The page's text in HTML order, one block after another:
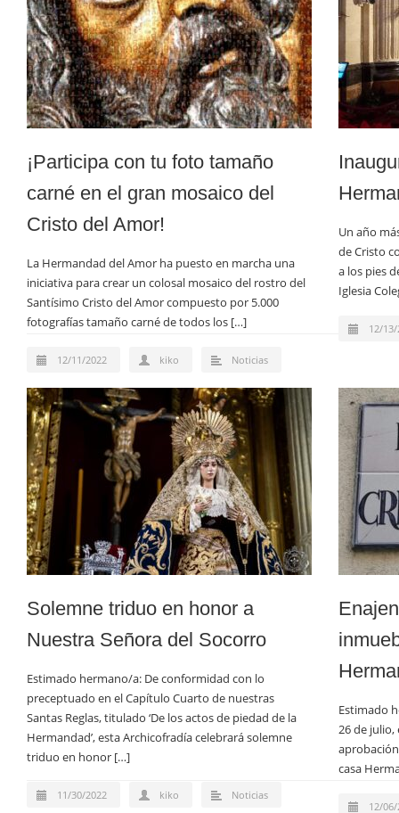
Un año
de Cristo
a los pies
Iglesia
12/
¡Participa con tu foto tamaño
carné en el gran mosaico del
Cristo del Amor!
La Hermandad del Amor ha puesto en marcha una
iniciativa para crear un colosal mosaico del rostro del
Santísimo Cristo del Amor compuesto por 5.000
fotografías tamaño carné de todos los […]
12/11/2022 kiko Noticias
Estimado
26 de julio,
casa
12/
Solemne triduo en honor a
Nuestra Señora del Socorro
Estimado hermano/a: De conformidad con lo
preceptuado en el Capítulo Cuarto de nuestras
Santas Reglas, titulado ‘De los actos de piedad de la
Hermandad’, esta Archicofradía celebrará solemne
triduo en honor […]
11/30/2022 kiko Noticias